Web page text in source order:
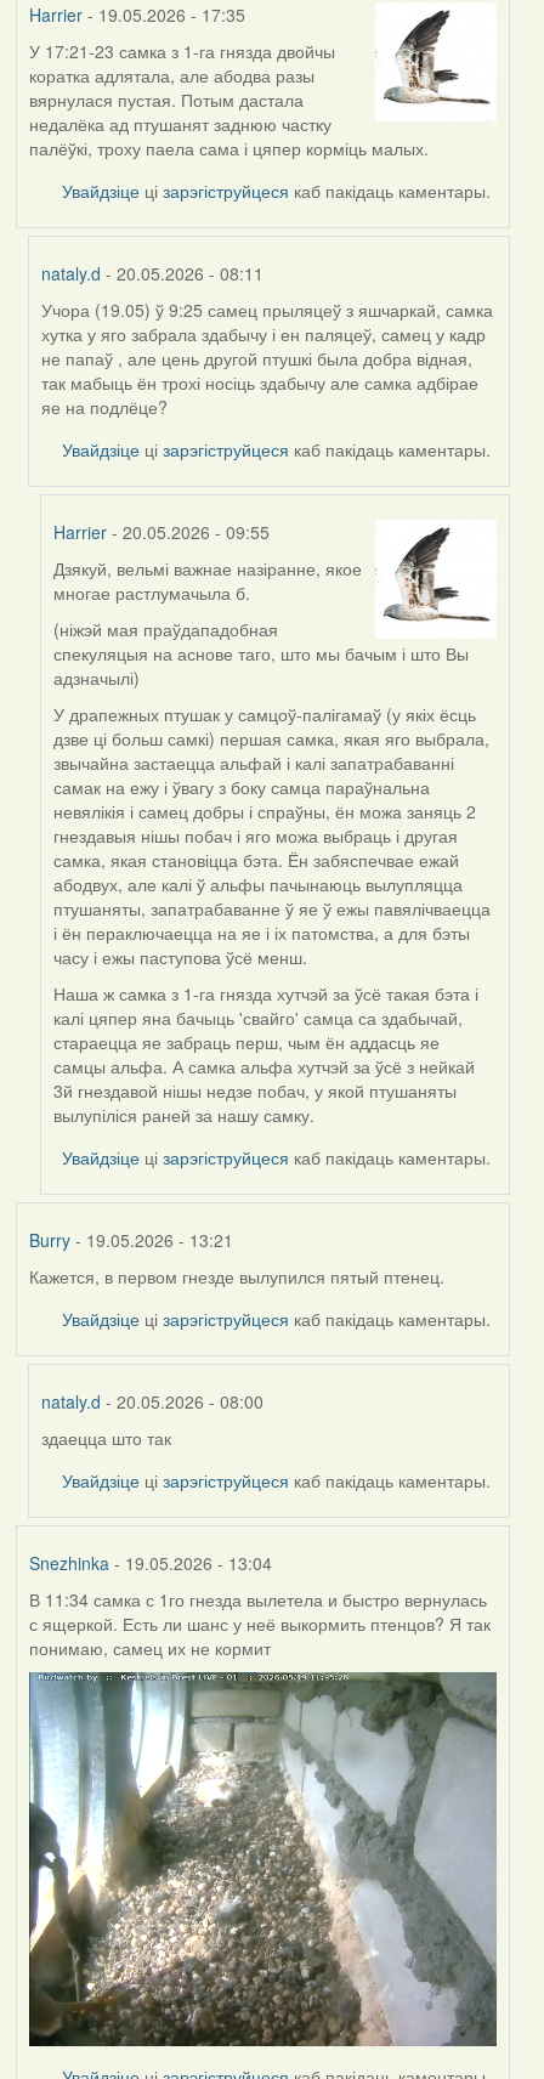
Harrier- 19.05.2026 - 17:35
У 17:21-23 самка з 1-га гнязда двойчы
коратка адлятала, але абодва разы
вярнулася пустая. Потым дастала
недалёка ад птушанят заднюю частку
палёўкі, троху паела сама і цяпер корміць малых.
Увайдзіце цізарэгіструйцеся каб пакідаць каментары.
nataly.d - 20.05.2026 - 08:11
In
reply
to
by
Harrier
Учора (19.05) ў 9:25 самец прыляцеў з яшчаркай, самка
хутка у яго забрала здабычу і ен паляцеў, самец у кадр
не папаў , але цень другой птушкі была добра відная,
так мабыць ён трохі носіць здабычу але самка адбірае
яе на подлёце?
Увайдзіце цізарэгіструйцеся каб пакідаць каментары.
Harrier - 20.05.2026 - 09:55
In
reply
to
by
nataly.d
Дзякуй, вельмі важнае назіранне, якое
многае растлумачыла б.
(ніжэй мая праўдападобная
спекуляцыя на аснове таго, што мы бачым і што Вы
адзначылі)
У драпежных птушак у самцоў-палігамаў (у якіх ёсць
дзве ці больш самкі) першая самка, якая яго выбрала,
звычайна застаецца альфай і калі запатрабаванні
самак на ежу і ўвагу з боку самца параўнальна
невялікія і самец добры і спраўны, ён можа заняць 2
гнездавыя нішы побач і яго можа выбраць і другая
самка, якая становіцца бэта. Ён забяспечвае ежай
абодвух, але калі ў альфы пачынаюць вылупляцца
птушаняты, запатрабаванне ў яе ў ежы павялічваецца
і ён пераключаецца на яе і іх патомства, а для бэты
часу і ежы паступова ўсё менш.
Наша ж самка з 1-га гнязда хутчэй за ўсё такая бэта і
калі цяпер яна бачыць 'свайго' самца са здабычай,
стараецца яе забраць перш, чым ён аддасць яе
самцы альфа. А самка альфа хутчэй за ўсё з нейкай
3й гнездавой нішы недзе побач, у якой птушаняты
вылупіліся раней за нашу самку.
Увайдзіце цізарэгіструйцеся каб пакідаць каментары.
Burry- 19.05.2026 - 13:21
Кажется, в первом гнезде вылупился пятый птенец.
Увайдзіце цізарэгіструйцеся каб пакідаць каментары.
nataly.d - 20.05.2026 - 08:00
In
reply
by
здаецца што так
Увайдзіце цізарэгіструйцеся каб пакідаць каментары.
Snezhinka - 19.05.2026 - 13:04
В 11:34 самка с 1го гнезда вылетела и быстро вернулась
с ящеркой. Есть ли шанс у неё выкормить птенцов? Я так
понимаю, самец их не кормит